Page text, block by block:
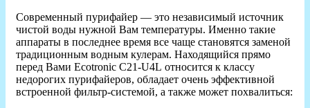
Современный пурифайер — это независимый источник
чистой воды нужной Вам температуры. Именно такие
аппараты в последнее время все чаще становятся заменой
традиционным водным кулерам. Находящийся прямо
перед Вами Ecotronic C21-U4L относится к классу
недорогих пурифайеров, обладает очень эффективной
встроенной фильтр-системой, а также может похвалиться: